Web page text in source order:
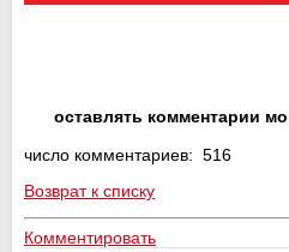
оставлять комментарии
число комментариев: 516
Возврат к списку
Комментировать